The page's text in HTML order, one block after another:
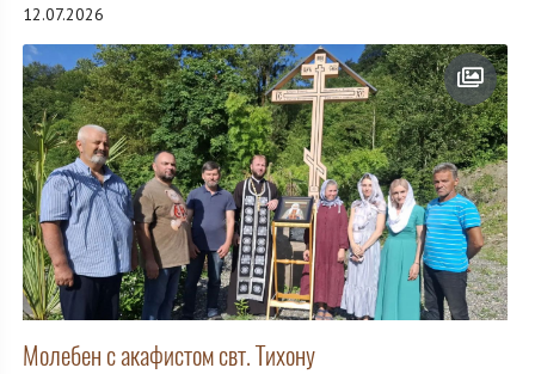
12.07.2026
Молебен с акафистом свт. Тихону